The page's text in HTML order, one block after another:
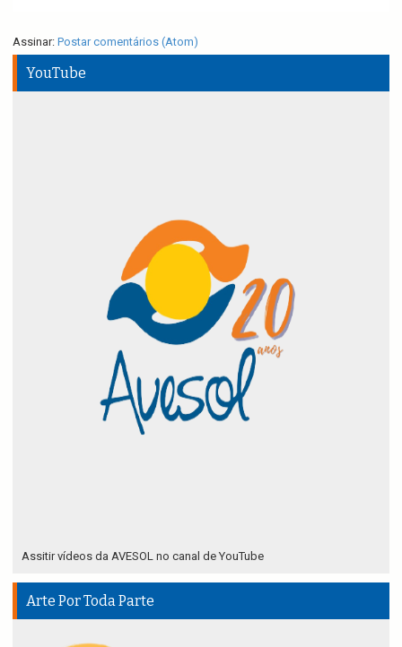
Assinar: Postar comentários (Atom)
YouTube
Assitir vídeos da AVESOL no canal de YouTube
Arte Por Toda Parte